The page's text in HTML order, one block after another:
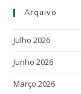
Arquivo
Julho 2026
Junho 2026
Março 2026